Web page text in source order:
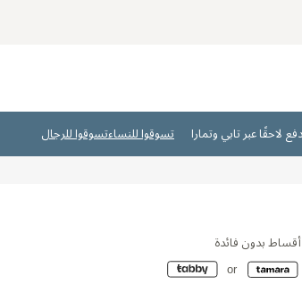
تسوقوا للنساءتسوقوا للرجال
أقساط بدون فائدة